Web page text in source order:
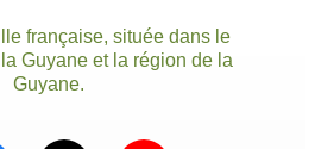
française, située dans le
Guyane et la région de la
Guyane.